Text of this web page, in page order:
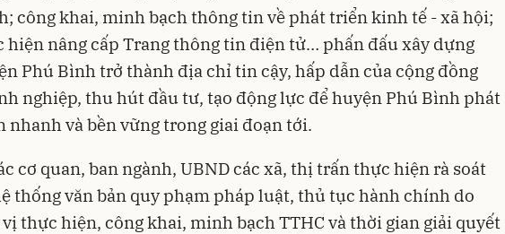
công khai, minh bạch thông tin về phát triển kinh tế - xã hội;
hiện nâng cấp Trang thông tin điện tử… phấn đấu xây dựng
Phú Bình trở thành địa chỉ tin cậy, hấp dẫn của cộng đồng
nghiệp, thu hút đầu tư, tạo động lực để huyện Phú Bình phát
nhanh và bền vững trong giai đoạn tới.
cơ quan, ban ngành, UBND các xã, thị trấn thực hiện rà soát
thống văn bản quy phạm pháp luật, thủ tục hành chính do
thực hiện, công khai, minh bạch TTHC và thời gian giải quyết